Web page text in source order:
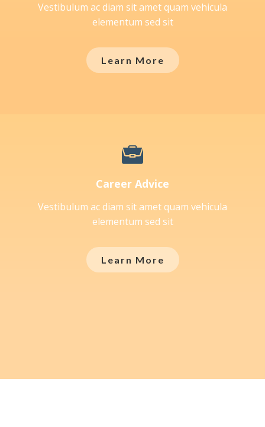
Vestibulum ac diam sit amet quam vehicula
elementum sed sit
Learn More
Career Advice
Vestibulum ac diam sit amet quam vehicula
elementum sed sit
Learn More